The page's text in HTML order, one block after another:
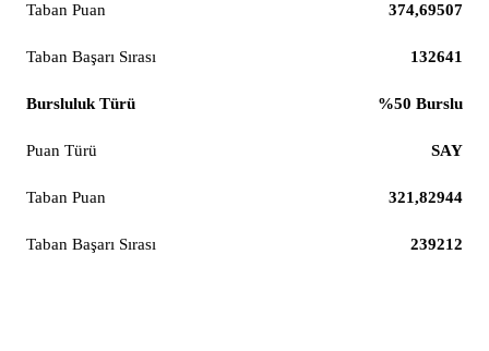
374,69507
132641
%50 Burslu
SAY
321,82944
239212